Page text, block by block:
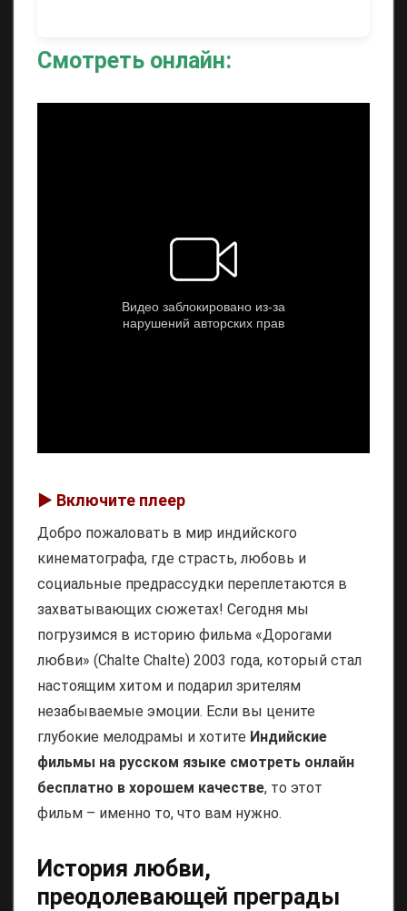
Смотреть онлайн:
▶️ Включите плеер
Добро пожаловать в мир индийского
кинематографа, где страсть, любовь и
социальные предрассудки переплетаются в
захватывающих сюжетах! Сегодня мы
погрузимся в историю фильма «Дорогами
любви» (Chalte Chalte) 2003 года, который стал
настоящим хитом и подарил зрителям
незабываемые эмоции. Если вы цените
глубокие мелодрамы и хотите Индийские
фильмы на русском языке смотреть онлайн
бесплатно в хорошем качестве, то этот
фильм – именно то, что вам нужно.
История любви,
преодолевающей преграды